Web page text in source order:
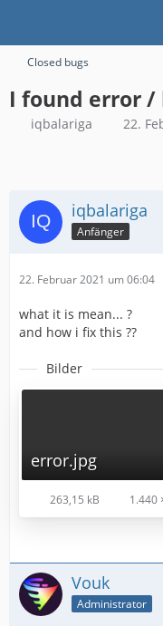
Closed bugs
I found error /
iqbalariga 22.
iqbalariga
Anfänger
22. Februar 2021 um 06:04
what it is mean... ?
and how i fix this ??
Bilder
error.jpg
263,15 kB 1.440
Vouk
Administrator